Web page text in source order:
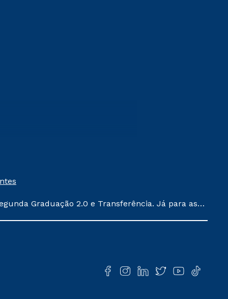
Graduação 2.0 e Transferência. Já para as